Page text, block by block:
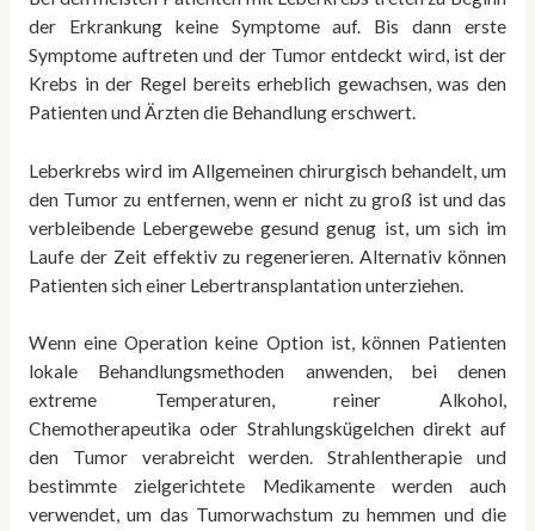
der Erkrankung keine Symptome auf. Bis dann erste
Symptome auftreten und der Tumor entdeckt wird, ist der
Krebs in der Regel bereits erheblich gewachsen, was den
Patienten und Ärzten die Behandlung erschwert.
Leberkrebs wird im Allgemeinen chirurgisch behandelt, um
den Tumor zu entfernen, wenn er nicht zu groß ist und das
verbleibende Lebergewebe gesund genug ist, um sich im
Laufe der Zeit effektiv zu regenerieren. Alternativ können
Patienten sich einer Lebertransplantation unterziehen.
Wenn eine Operation keine Option ist, können Patienten
lokale Behandlungsmethoden anwenden, bei denen
extreme Temperaturen, reiner Alkohol,
Chemotherapeutika oder Strahlungskügelchen direkt auf
den Tumor verabreicht werden. Strahlentherapie und
bestimmte zielgerichtete Medikamente werden auch
verwendet, um das Tumorwachstum zu hemmen und die